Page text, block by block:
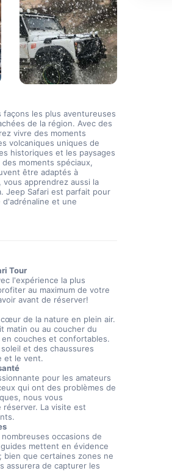
les plus aventureuses
de la région. Avec des
vivre des moments
volcaniques uniques de
historiques et les paysages
moments spéciaux,
être adaptés à
apprendrez aussi la
Jeep Safari est parfait pour
et une
Tour
l'expérience la plus
au maximum de votre
avant de réserver!
de la nature en plein air.
matin ou au coucher du
couches et confortables.
et des chaussures
et le vent.
pour les amateurs
qui ont des problèmes de
nous vous
réserver. La visite est
occasions de
mettent en évidence
bien que certaines zones ne
assurera de capturer les